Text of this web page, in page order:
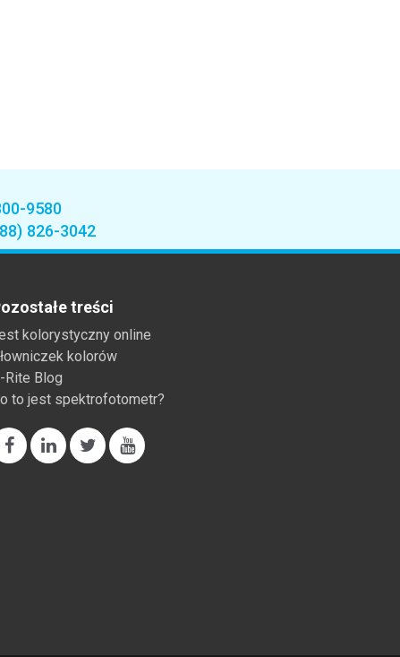
9580
826-3042
treści
kolorystyczny online
kolorów
Rite Blog
to jest spektrofotometr?